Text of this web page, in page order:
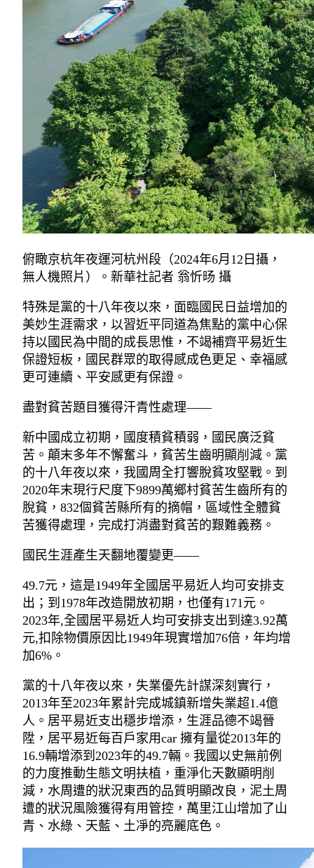
俯瞰京杭年夜運河杭州段（2024年6月12日攝，
無人機照片）。新華社記者 翁忻旸 攝
特殊是黨的十八年夜以來，面臨國民日益增加的
美妙生涯需求，以習近平同道為焦點的黨中心保
持以國民為中間的成長思惟，不竭補齊平易近生
保證短板，國民群眾的取得感成色更足、幸福感
更可連續、平安感更有保證。
盡對貧苦題目獲得汗青性處理——
新中國成立初期，國度積貧積弱，國民廣泛貧
苦。顛末多年不懈奮斗，貧苦生齒明顯削減。黨
的十八年夜以來，我國周全打響脫貧攻堅戰。到
2020年末現行尺度下9899萬鄉村貧苦生齒所有的
脫貧，832個貧苦縣所有的摘帽，區域性全體貧
苦獲得處理，完成打消盡對貧苦的艱難義務。
國民生涯產生天翻地覆變更——
49.7元，這是1949年全國居平易近人均可安排支
出；到1978年改造開放初期，也僅有171元。
2023年,全國居平易近人均可安排支出到達3.92萬
元,扣除物價原因比1949年現實增加76倍，年均增
加6%。
黨的十八年夜以來，失業優先計謀深刻實行，
2013年至2023年累計完成城鎮新增失業超1.4億
人。居平易近支出穩步增添，生涯品德不竭晉
陞，居平易近每百戶家用car 擁有量從2013年的
16.9輛增添到2023年的49.7輛。我國以史無前例
的力度推動生態文明扶植，重淨化天數顯明削
減，水周遭的狀況東西的品質明顯改良，泥土周
遭的狀況風險獲得有用管控，萬里江山增加了山
青、水綠、天藍、土凈的亮麗底色。